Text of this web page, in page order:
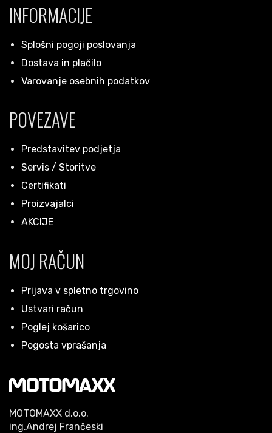
INFORMACIJE
Splošni pogoji poslovanja
Dostava in plačilo
Varovanje osebnih podatkov
POVEZAVE
Predstavitev podjetja
Servis / Storitve
Certifikati
Proizvajalci
AKCIJE
MOJ RAČUN
Prijava v spletno trgovino
Ustvari račun
Poglej košarico
Pogosta vprašanja
MOTOMAXX d.o.o.
ing.Andrej Frančeski